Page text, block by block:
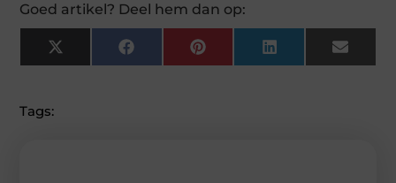
Goed artikel? Deel hem dan op:
X
(
F
A
P
I
L
I
E
M
Tags: